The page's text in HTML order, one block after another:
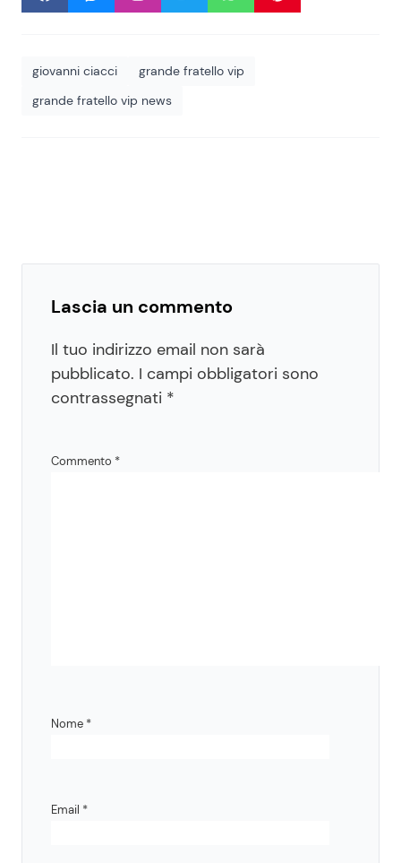
giovanni ciacci
grande fratello vip
grande fratello vip news
Lascia un commento
Il tuo indirizzo email non sarà
pubblicato. I campi obbligatori sono
contrassegnati *
Commento *
Nome *
Email *